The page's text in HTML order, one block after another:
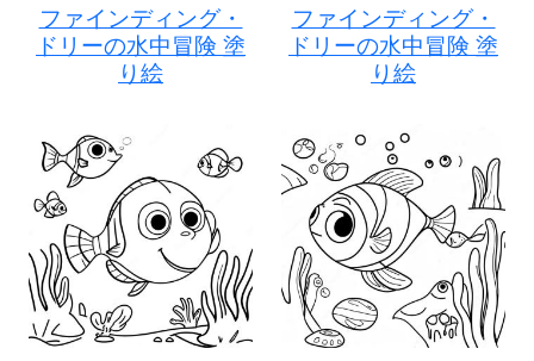
ファインディング・
ドリーの水中冒険 塗
り絵
ファインディング・
ドリーの水中冒険 塗
り絵